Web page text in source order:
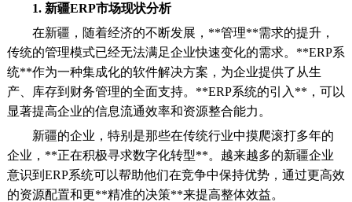
1. 新疆ERP市场现状分析
在新疆，随着经济的不断发展，**管理**需求的提升，
传统的管理模式已经无法满足企业快速变化的需求。**ERP系
统**作为一种集成化的软件解决方案，为企业提供了从生
产、库存到财务管理的全面支持。**ERP系统的引入**，可以
显著提高企业的信息流通效率和资源整合能力。
新疆的企业，特别是那些在传统行业中摸爬滚打多年的
企业，**正在积极寻求数字化转型**。越来越多的新疆企业
意识到ERP系统可以帮助他们在竞争中保持优势，通过更高效
的资源配置和更**精准的决策**来提高整体效益。